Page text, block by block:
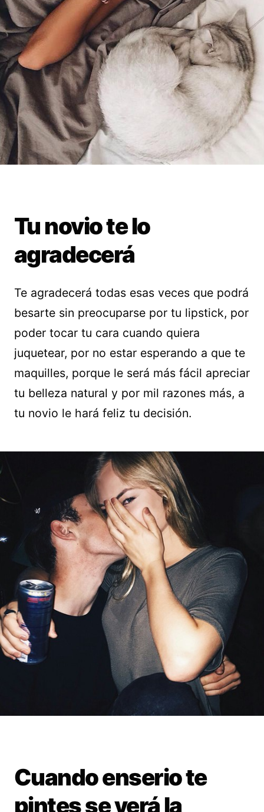
Tu novio te lo
agradecerá
Te agradecerá todas esas veces que podrá
besarte sin preocuparse por tu lipstick, por
poder tocar tu cara cuando quiera
juquetear, por no estar esperando a que te
maquilles, porque le será más fácil apreciar
tu belleza natural y por mil razones más, a
tu novio le hará feliz tu decisión.
Cuando enserio te
pintes se verá la